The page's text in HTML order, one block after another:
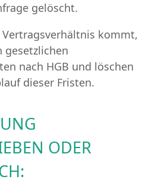
gelöscht.
Vertragsverhältnis kommt,
gesetzlichen
nach HGB und löschen
dieser Fristen.
ODER